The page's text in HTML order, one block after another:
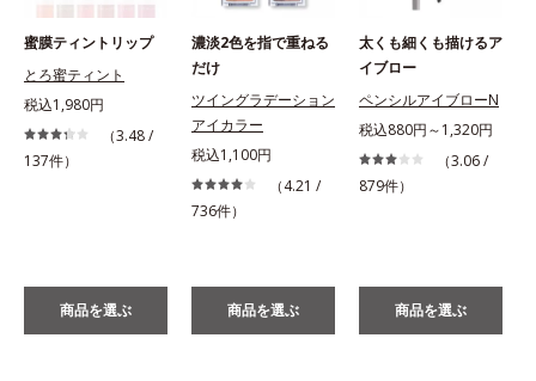
蜜膜ティントリップ
とろ蜜ティント
税込1,980円
（3.48 /
137件）
商品を選ぶ
濃淡2色を指で重ねる
だけ
ツイングラデーション
アイカラー
税込1,100円
（4.21 /
736件）
商品を選ぶ
太くも細くも描けるア
イブロー
ペンシルアイブローN
税込880円～1,320円
（3.06 /
879件）
商品を選ぶ